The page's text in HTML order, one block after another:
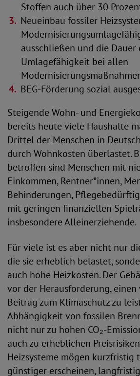
Stoffen auch über 30
Neueinbau fossiler
ausschließen und die Dauer
Umlagefähigkeit bei allen
BEG-Förderung sozial
Steigende Wohn- und
bereits heute viele Haushalte
Drittel der Menschen in
durch Wohnkosten überlastet.
betroffen sind Menschen mit
Einkommen, Rentner*innen,
Behinderungen,
mit geringen finanziellen
insbesondere Alleinerziehende.
Für viele ist es aber nicht nur
die sie erheblich belastet,
auch hohe Heizkosten. Der
vor der Herausforderung, einen
Beitrag zum Klimaschutz zu
Abhängigkeit von fossilen
nicht nur zu hohen CO₂-
auch zu erheblichen
Heizsysteme mögen kurzfristig
günstiger erscheinen,